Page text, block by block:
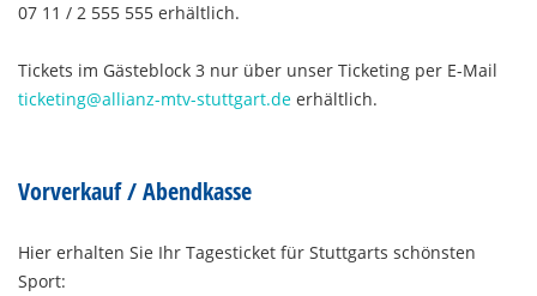
07 11 / 2 555 555 erhältlich.
Tickets im Gästeblock 3 nur über unser Ticketing per E-Mail
ticketing@allianz-mtv-stuttgart.de erhältlich.
Vorverkauf / Abendkasse
Hier erhalten Sie Ihr Tagesticket für Stuttgarts schönsten
Sport: